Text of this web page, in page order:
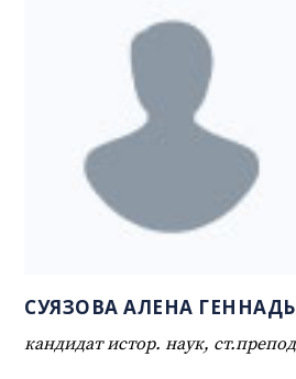
СУЯЗОВА АЛЕНА
кандидат истор. наук,